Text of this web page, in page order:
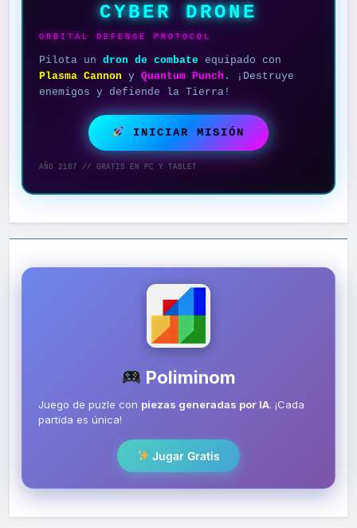
CYBER DRONE
ORBITAL DEFENSE PROTOCOL
Pilota un dron de combate equipado con
Plasma Cannon y Quantum Punch . ¡Destruye
enemigos y defiende la Tierra!
INICIAR MISIÓN
AÑO 2187 // GRATIS EN PC Y TABLET
Poliminom
Juego de puzle con piezas generadas por IA. ¡Cada
partida es única!
Jugar Gratis